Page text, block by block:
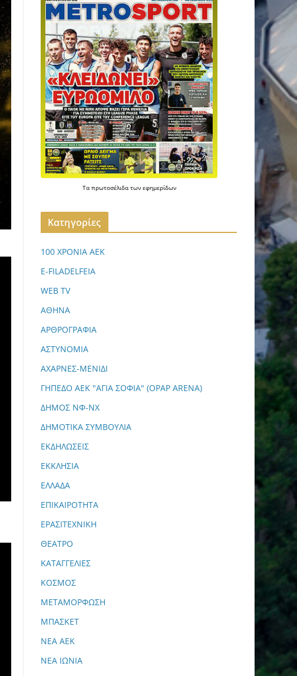
Τα πρωτοσέλιδα των εφημερίδων
Kατηγορίες
100 ΧΡΟΝΙΑ ΑΕΚ
E-FILADELFEIA
WEB TV
ΑΘΗΝΑ
ΑΡΘΡΟΓΡΑΦΙΑ
ΑΣΤΥΝΟΜΙΑ
ΑΧΑΡΝΕΣ-ΜΕΝΙΔΙ
ΓΗΠΕΔΟ ΑΕΚ "ΑΓΙΑ ΣΟΦΙΑ" (OPAP ARENA)
ΔΗΜΟΣ ΝΦ-ΝΧ
ΔΗΜΟΤΙΚΑ ΣΥΜΒΟΥΛΙΑ
ΕΚΔΗΛΩΣΕΙΣ
ΕΚΚΛΗΣΙΑ
ΕΛΛΑΔΑ
ΕΠΙΚΑΙΡΟΤΗΤΑ
ΕΡΑΣΙΤΕΧΝΙΚΗ
ΘΕΑΤΡΟ
ΚΑΤΑΓΓΕΛΙΕΣ
ΚΟΣΜΟΣ
ΜΕΤΑΜΟΡΦΩΣΗ
ΜΠΑΣΚΕΤ
ΝΕΑ ΑΕΚ
ΝΕΑ ΙΩΝΙΑ